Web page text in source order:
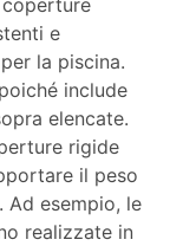
e
la piscina.
include
elencate.
rigide
il peso
Ad esempio, le
realizzate in